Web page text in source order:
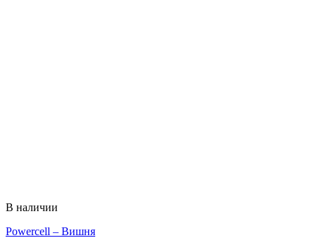
В наличии
Powercell – Вишня